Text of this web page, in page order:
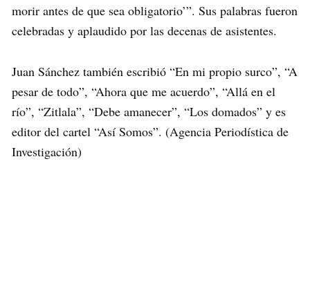
morir antes de que sea obligatorio’”. Sus palabras fueron
celebradas y aplaudido por las decenas de asistentes.
Juan Sánchez también escribió “En mi propio surco”, “A
pesar de todo”, “Ahora que me acuerdo”, “Allá en el
río”, “Zitlala”, “Debe amanecer”, “Los domados” y es
editor del cartel “Así Somos”. (Agencia Periodística de
Investigación)